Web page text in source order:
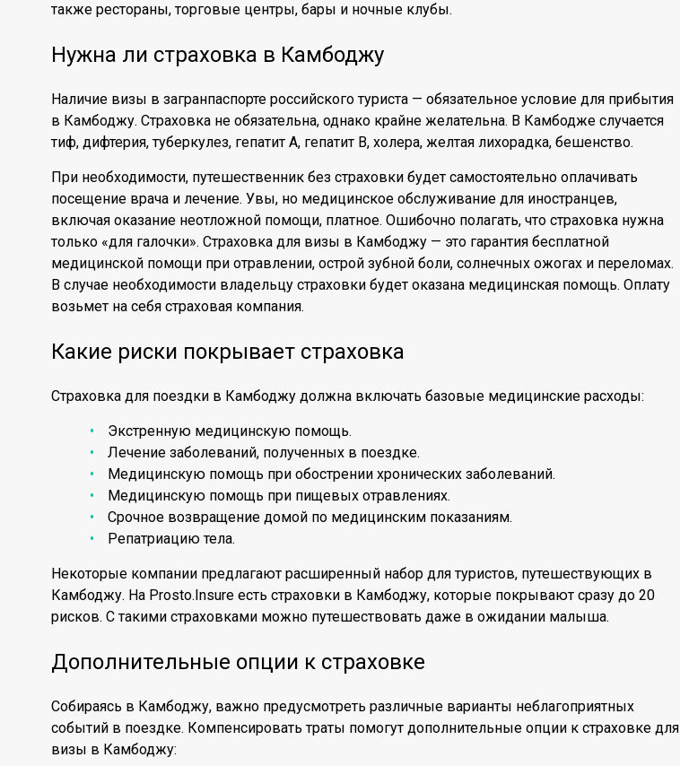
также рестораны, торговые центры, бары и ночные клубы.
Нужна ли страховка в Камбоджу
Наличие визы в загранпаспорте российского туриста — обязательное условие для прибытия
в Камбоджу. Страховка не обязательна, однако крайне желательна. В Камбодже случается
тиф, дифтерия, туберкулез, гепатит А, гепатит В, холера, желтая лихорадка, бешенство.
При необходимости, путешественник без страховки будет самостоятельно оплачивать
посещение врача и лечение. Увы, но медицинское обслуживание для иностранцев,
включая оказание неотложной помощи, платное. Ошибочно полагать, что страховка нужна
только «для галочки». Страховка для визы в Камбоджу — это гарантия бесплатной
медицинской помощи при отравлении, острой зубной боли, солнечных ожогах и переломах.
В случае необходимости владельцу страховки будет оказана медицинская помощь. Оплату
возьмет на себя страховая компания.
Какие риски покрывает страховка
Страховка для поездки в Камбоджу должна включать базовые медицинские расходы:
Экстренную медицинскую помощь.
Лечение заболеваний, полученных в поездке.
Медицинскую помощь при обострении хронических заболеваний.
Медицинскую помощь при пищевых отравлениях.
Срочное возвращение домой по медицинским показаниям.
Репатриацию тела.
Некоторые компании предлагают расширенный набор для туристов, путешествующих в
Камбоджу. На Prosto.Insure есть страховки в Камбоджу, которые покрывают сразу до 20
рисков. С такими страховками можно путешествовать даже в ожидании малыша.
Дополнительные опции к страховке
Собираясь в Камбоджу, важно предусмотреть различные варианты неблагоприятных
событий в поездке. Компенсировать траты помогут дополнительные опции к страховке для
визы в Камбоджу: